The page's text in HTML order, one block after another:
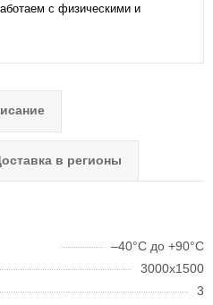
с физическими и
в регионы
–40°C до +90°С
3000х1500
3